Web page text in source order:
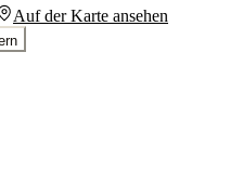
Auf der Karte ansehen